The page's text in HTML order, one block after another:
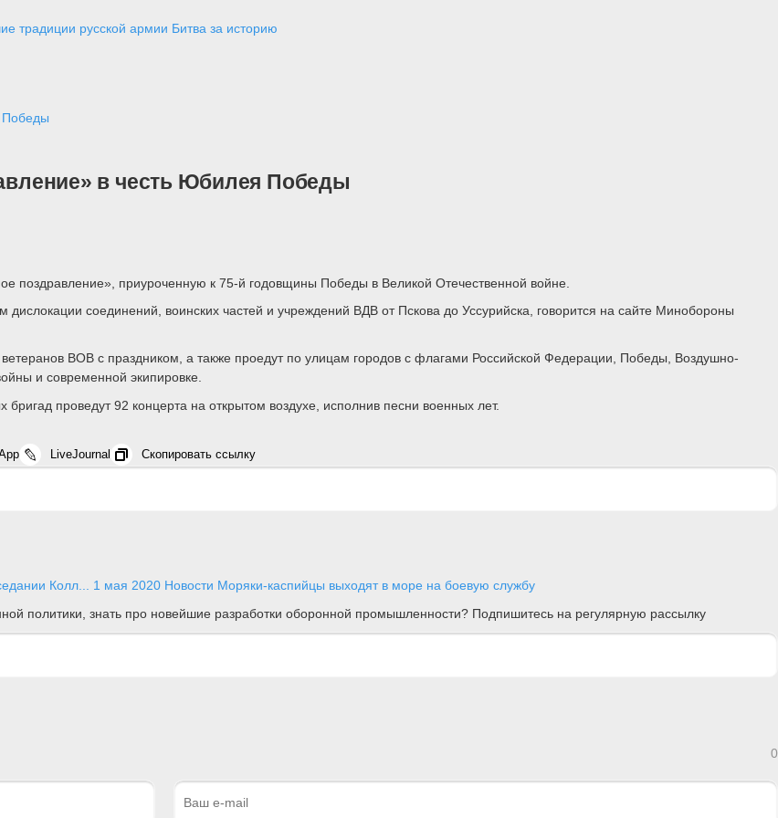
традиции русской армии Битва за историю
Победы
в честь Юбилея Победы
поздравление», приуроченную к 75-й годовщины Победы в Великой Отечественной войне.
дислокации соединений, воинских частей и учреждений ВДВ от Пскова до Уссурийска, говорится на сайте Минобороны
ВОВ с праздником, а также проедут по улицам городов с флагами Российской Федерации, Победы, Воздушно-
и современной экипировке.
проведут 92 концерта на открытом воздухе, исполнив песни военных лет.
LiveJournal Скопировать ссылку
Колл... 1 мая 2020 Новости Моряки-каспийцы выходят в море на боевую службу
политики, знать про новейшие разработки оборонной промышленности? Подпишитесь на регулярную рассылку
0